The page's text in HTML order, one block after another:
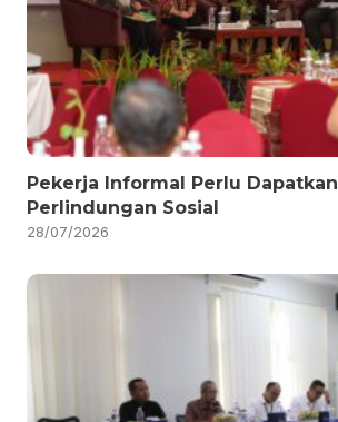
Pekerja Informal Perlu Dapatkan
Perlindungan Sosial
28/07/2026